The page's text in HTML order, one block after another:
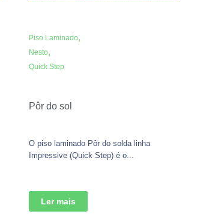
Piso Laminado,
Nesto,
Quick Step
Pôr do sol
O piso laminado Pôr do solda linha
Impressive (Quick Step) é o...
Ler mais